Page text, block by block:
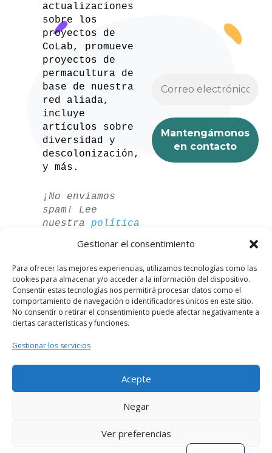
Gestionar el consentimiento
Para ofrecer las mejores experiencias, utilizamos tecnologías como las
cookies para almacenar y/o acceder a la información del dispositivo.
Consentir estas tecnologías nos permitirá procesar datos como el
comportamiento de navegación o identificadores únicos en este sitio.
No consentir o retirar el consentimiento puede afectar negativamente a
ciertas características y funciones.
Gestionar los servicios
Acepte
Negar
Ver preferencias
actualizaciones
sobre los
proyectos de
CoLab, promueve
proyectos de
permacultura de
base de nuestra
red aliada,
incluye
artículos sobre
diversidad y
descolonización,
y más.
¡No enviamos
spam! Lee
nuestra política
para más
información.